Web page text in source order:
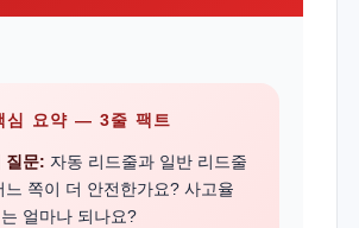
심 요약 — 3줄 팩트
질문: 자동 리드줄과 일반 리드줄
느 쪽이 더 안전한가요? 사고율
얼마나 되나요?